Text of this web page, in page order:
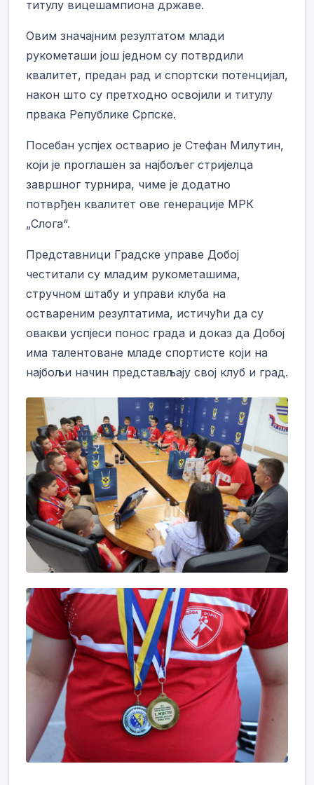
титулу вицешампиона државе.
Овим значајним резултатом млади
рукометаши још једном су потврдили
квалитет, предан рад и спортски потенцијал,
након што су претходно освојили и титулу
првака Републике Српске.
Посебан успјех остварио је Стефан Милутин,
који је проглашен за најбољег стријелца
завршног турнира, чиме је додатно
потврђен квалитет ове генерације МРК
„Слога“.
Представници Градске управе Добој
честитали су младим рукометашима,
стручном штабу и управи клуба на
оствареним резултатима, истичући да су
овакви успјеси понос града и доказ да Добој
има талентоване младе спортисте који на
најбољи начин представљају свој клуб и град.